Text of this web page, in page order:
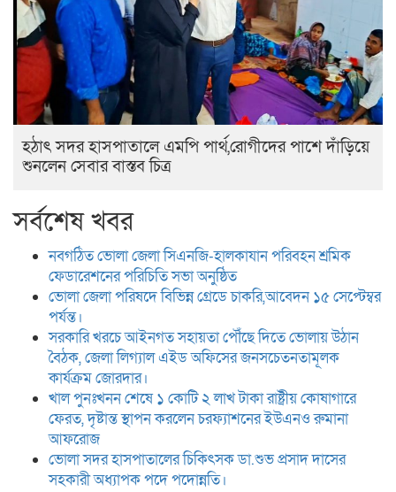
হঠাৎ সদর হাসপাতালে এমপি পার্থ,রোগীদের পাশে দাঁড়িয়ে
শুনলেন সেবার বাস্তব চিত্র
সর্বশেষ খবর
নবগঠিত ভোলা জেলা সিএনজি-হালকাযান পরিবহন শ্রমিক
ফেডারেশনের পরিচিতি সভা অনুষ্ঠিত
ভোলা জেলা পরিষদে বিভিন্ন গ্রেডে চাকরি,আবেদন ১৫ সেপ্টেম্বর
পর্যন্ত।
সরকারি খরচে আইনগত সহায়তা পৌঁছে দিতে ভোলায় উঠান
বৈঠক, জেলা লিগ্যাল এইড অফিসের জনসচেতনতামূলক
কার্যক্রম জোরদার।
খাল পুনঃখনন শেষে ১ কোটি ২ লাখ টাকা রাষ্ট্রীয় কোষাগারে
ফেরত, দৃষ্টান্ত স্থাপন করলেন চরফ্যাশনের ইউএনও রুমানা
আফরোজ
ভোলা সদর হাসপাতালের চিকিৎসক ডা.শুভ প্রসাদ দাসের
সহকারী অধ্যাপক পদে পদোন্নতি।